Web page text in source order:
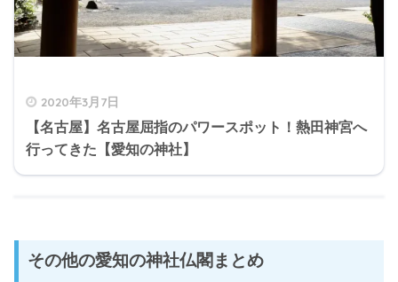
2020年3月7日
【名古屋】名古屋屈指のパワースポット！熱田神宮へ
行ってきた【愛知の神社】
その他の愛知の神社仏閣まとめ